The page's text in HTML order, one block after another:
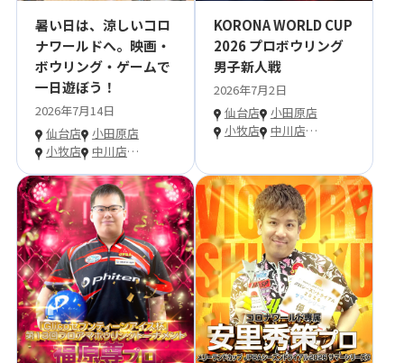
暑い日は、涼しいコロ
ナワールドへ。映画・
ボウリング・ゲームで
一日遊ぼう！
2026年7月14日
仙台店
小田原店
小牧店
中川店…
KORONA WORLD CUP
2026 プロボウリング
男子新人戦
2026年7月2日
仙台店
小田原店
小牧店
中川店…